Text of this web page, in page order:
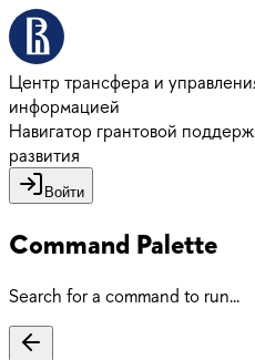
Центр трансфера и
информацией
Навигатор грантовой
развития
Войти
Command Palette
Search for a command to run...